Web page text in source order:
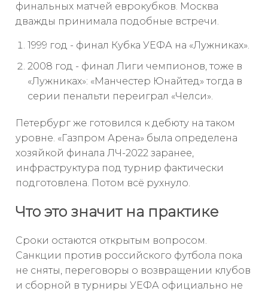
финальных матчей еврокубков. Москва
дважды принимала подобные встречи.
1999 год - финал Кубка УЕФА на «Лужниках».
2008 год - финал Лиги чемпионов, тоже в
«Лужниках»: «Манчестер Юнайтед» тогда в
серии пенальти переиграл «Челси».
Петербург же готовился к дебюту на таком
уровне. «Газпром Арена» была определена
хозяйкой финала ЛЧ-2022 заранее,
инфраструктура под турнир фактически
подготовлена. Потом всё рухнуло.
Что это значит на практике
Сроки остаются открытым вопросом.
Санкции против российского футбола пока
не сняты, переговоры о возвращении клубов
и сборной в турниры УЕФА официально не